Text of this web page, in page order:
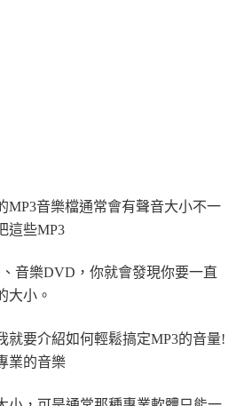
MP3音樂檔通常會有聲音大小不一
這些MP3
音樂DVD，你就會發現你要一直
大小。
就要介紹如何輕鬆搞定MP3的音量!
業的音樂